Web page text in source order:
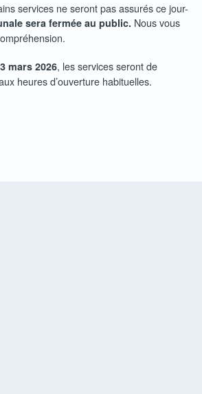
services ne seront pas assurés ce jour-
sera fermée au public. Nous vous
mars 2026, les services seront de
heures d’ouverture habituelles.